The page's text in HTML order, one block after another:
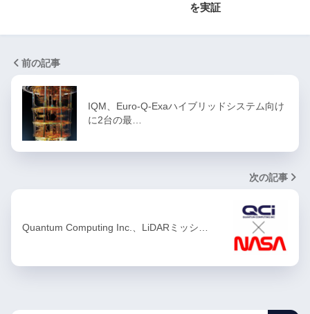
を実証
前の記事
IQM、Euro-Q-Exaハイブリッドシステム向け
に2台の最…
次の記事
Quantum Computing Inc.、LiDARミッシ…